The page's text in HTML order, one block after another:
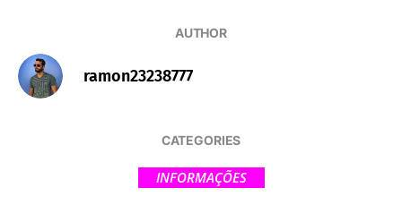
AUTHOR
ramon23238777
CATEGORIES
INFORMAÇÕES